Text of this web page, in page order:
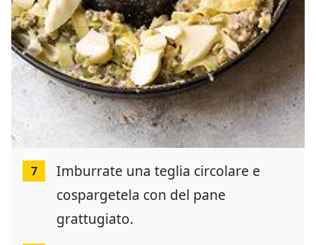
7
Imburrate una teglia circolare e
cospargetela con del pane
grattugiato.